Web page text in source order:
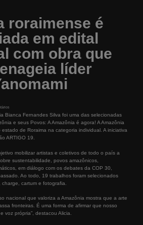
roraimense é
em edital
com obra que
líder
Bianca Fernandes Silva foi uma das selecionadas
e seus Povos: A Amazônia é agora! A Amazônia
de Roraima na categoria individual. A iniciativa
ARTIGO 19.
mobilizar artistas e coletivos de todo o país a
sustentabilidade, povos amazônicos,
em diálogo com os debates da COP 30,
Ao todo, 19 trabalhos foram selecionados
cartum e fotografia.
nacional que valoriza a Amazônia mostra que a arte
fronteiras. É uma forma de afirmar que nosso
voz própria”, destacou Alicia.